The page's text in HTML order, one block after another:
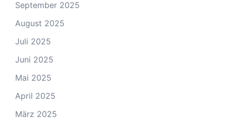
September 2025
August 2025
Juli 2025
Juni 2025
Mai 2025
April 2025
März 2025